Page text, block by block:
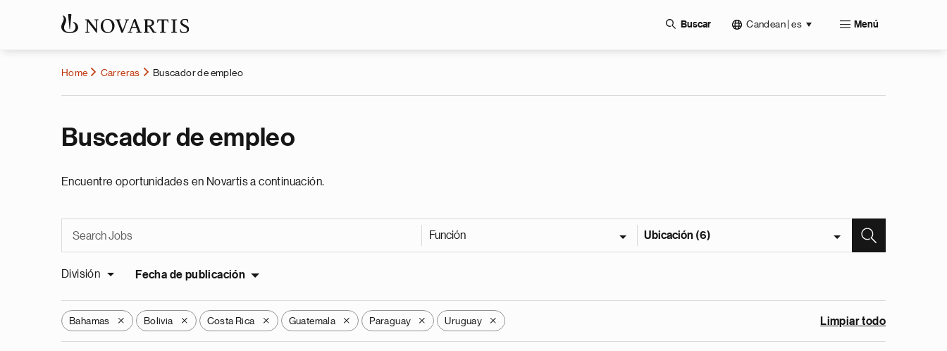
Buscar Candean | es Menú
Home Carreras Buscador de empleo
Buscador de empleo
Encuentre oportunidades en Novartis a continuación.
Función Ubicación (6)
División Fecha de publicación
Bahamas X Bolivia X Costa Rica X Guatemala X Paraguay X Uruguay X Limpiar todo